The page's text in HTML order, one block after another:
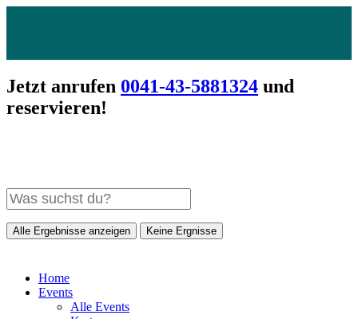
Jetzt anrufen 0041-43-5881324 und
reservieren!
Alle Ergebnisse anzeigen Keine Ergnisse
Home
Events
Alle Events